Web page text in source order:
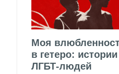
Моя
в гетеро: истории
ЛГБТ-людей